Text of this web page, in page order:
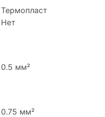
Термопласт
Нет
0.5 мм²
0.75 мм²